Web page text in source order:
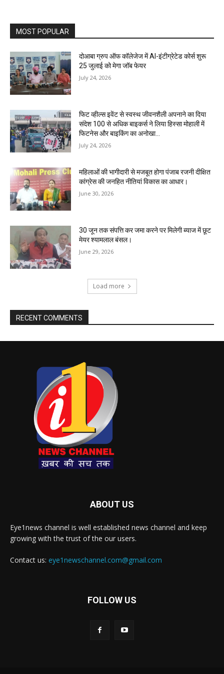
MOST POPULAR
दोआबा ग्रुप ऑफ कॉलेजेज में AI-इंटीग्रेटेड कोर्स शुरू
25 जुलाई को मेगा जॉब फेयर
July 24, 2026
फिट व्हील्स इवेंट से स्वस्थ जीवनशैली अपनाने का दिया
संदेश 100 से अधिक बाइकर्स ने लिया हिस्सा मोहाली में
फिटनेस और बाइकिंग का अनोखा...
July 24, 2026
महिलाओं की भागीदारी से मजबूत होगा पंजाब रजनी दीक्षित
कांग्रेस की जनहित नीतियां विकास का आधार।
June 30, 2026
30 जून तक संपत्ति कर जमा करने पर मिलेगी ब्याज में छूट
मेयर श्यामलाल बंसल।
June 29, 2026
Load more
RECENT COMMENTS
ABOUT US
Eye1news channel is well established news channel and keep
growing with the trust of the our users.
Contact us: eye1newschannel.com@gmail.com
FOLLOW US